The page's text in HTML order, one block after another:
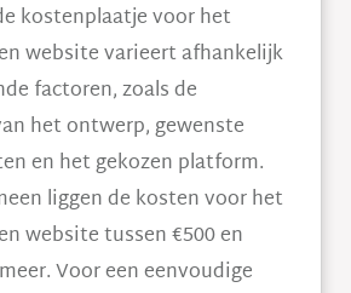
kostenplaatje voor het
website varieert afhankelijk
factoren, zoals de
het ontwerp, gewenste
en het gekozen platform.
liggen de kosten voor het
website tussen €500 en
Voor een eenvoudige